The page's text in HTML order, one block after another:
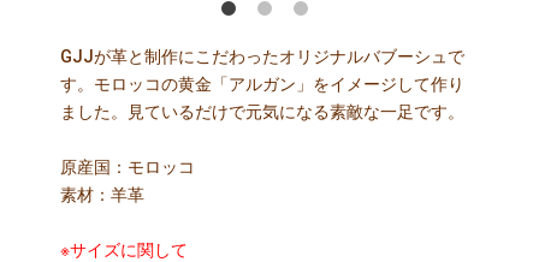
GJJが革と制作にこだわったオリジナルバブーシュで
す。モロッコの黄金「アルガン」をイメージして作り
ました。見ているだけで元気になる素敵な一足です。
原産国：モロッコ
素材：羊革
※サイズに関して